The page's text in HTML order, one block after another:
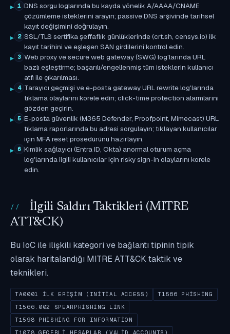
1 DNS sorgu loglarında bu kayda yönelik A/AAAA/CNAME
çözümleme isteklerini arayın; passive DNS arşivinde tarihsel
kayıt değişimini doğrulayın.
2 SSL/TLS sertifika şeffaflık günlüklerinde (crt.sh, censys.io) ilk
kayıt tarihini ve eşleşen SAN girdilerini kontrol edin.
3 Web proxy ve secure web gateway (SWG) log'larında URL
bazlı eşleştirme; başarılı/engellenmiş tüm isteklerin kullanıcı
atfı ile çıkarılması.
4 Tarayıcı geçmişi ve e-posta gateway URL rewrite log'larında
tıklama olaylarını korele edin; click-time protection alarmlarını
gözden geçirin.
5 E-posta güvenlik (M365 Defender, Proofpoint, Mimecast) URL
tıklama raporlarında bu adresi sorgulayın; tıklayan kullanıcılar
için MFA reset prosedürünü hazırlayın.
6 Kimlik sağlayıcı (Entra ID, Okta) anormal oturum açma
log'larında ilgili kullanıcılar için risky sign-in olaylarını korele
edin.
İlgili Saldırı Taktikleri (MITRE
ATT&CK)
Bu IoC ile ilişkili kategori ve bağlantı tipinin tipik
olarak haritalandığı MITRE ATT&CK taktik ve
teknikleri.
TA0001 İLK ERIŞIM (INITIAL ACCESS)
T1566 PHISHING
T1566.002 SPEARPHISHING LINK
T1598 PHISHING FOR INFORMATION
T1078 GEÇERLI HESAPLAR (VALID ACCOUNTS)